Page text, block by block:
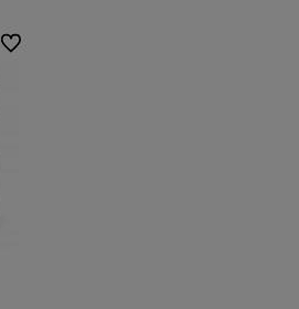
Do ulubionych